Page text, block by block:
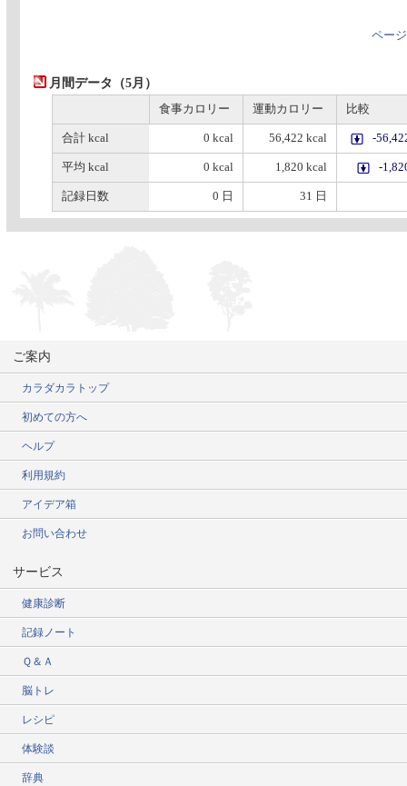
ペー
月間データ（5月）
食事カロリー 運動カロリー 比較
合計 kcal 0 kcal 56,422 kcal -
平均 kcal 0 kcal 1,820 kcal -
記録日数 0 日 31 日
ご案内
カラダカラトップ
初めての方へ
ヘルプ
利用規約
アイデア箱
お問い合わせ
サービス
健康診断
記録ノート
Ｑ＆Ａ
脳トレ
レシピ
体験談
辞典